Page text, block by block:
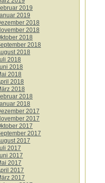
2019
2019
2018
2018
2018
2018
2018
2018
2018
2018
2018
2018
2018
2018
2017
2017
2017
2017
2017
2017
2017
2017
2017
2017